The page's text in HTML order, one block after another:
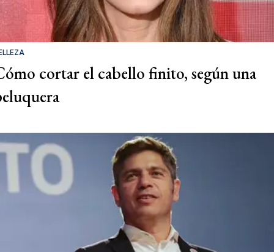
cortar el cabello finito, según una